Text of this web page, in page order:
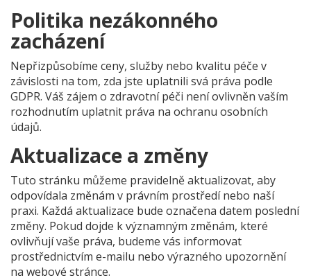
Politika nezákonného
zacházení
Nepřizpůsobíme ceny, služby nebo kvalitu péče v
závislosti na tom, zda jste uplatnili svá práva podle
GDPR. Váš zájem o zdravotní péči není ovlivněn vaším
rozhodnutím uplatnit práva na ochranu osobních
údajů.
Aktualizace a změny
Tuto stránku můžeme pravidelně aktualizovat, aby
odpovídala změnám v právním prostředí nebo naší
praxi. Každá aktualizace bude označena datem poslední
změny. Pokud dojde k významným změnám, které
ovlivňují vaše práva, budeme vás informovat
prostřednictvím e-mailu nebo výrazného upozornění
na webové stránce.